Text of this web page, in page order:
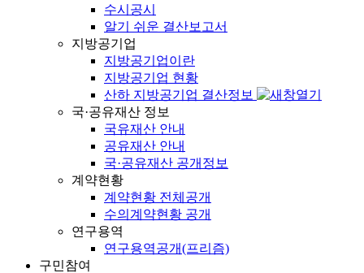
수시공시
알기 쉬운 결산보고서
지방공기업
지방공기업이란
지방공기업 현황
산하 지방공기업 결산정보
국·공유재산 정보
국유재산 안내
공유재산 안내
국·공유재산 공개정보
계약현황
계약현황 전체공개
수의계약현황 공개
연구용역
연구용역공개(프리즘)
구민참여